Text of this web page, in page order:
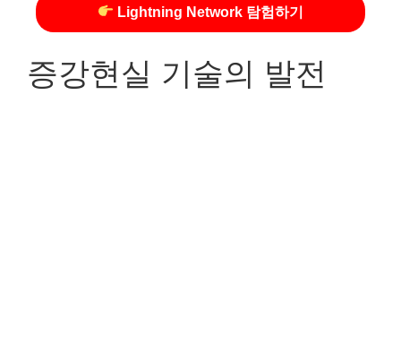
Lightning Network 탐험하기
증강현실 기술의 발전